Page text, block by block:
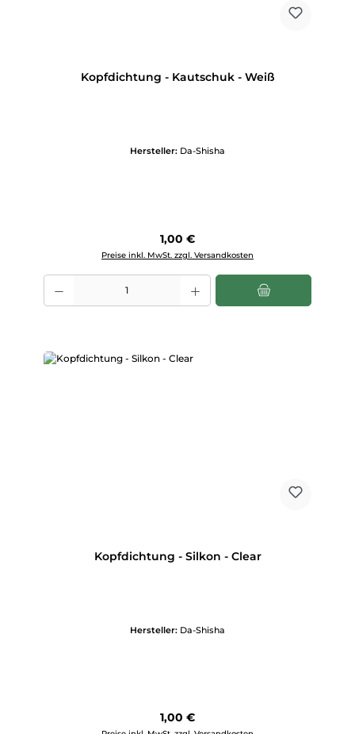
Kopfdichtung - Kautschuk - Weiß
Hersteller: Da-Shisha
Regulärer Preis:
1,00 €
Preise inkl. MwSt. zzgl. Versandkosten
Produkt Anzahl: Gib den gewünschten Wert ein oder benutze die
Kopfdichtung - Silkon - Clear
Hersteller: Da-Shisha
Regulärer Preis:
1,00 €